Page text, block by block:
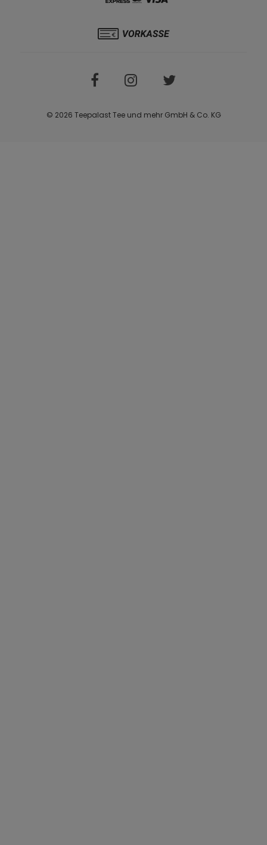
© 2026 Teepalast Tee und mehr GmbH & Co. KG